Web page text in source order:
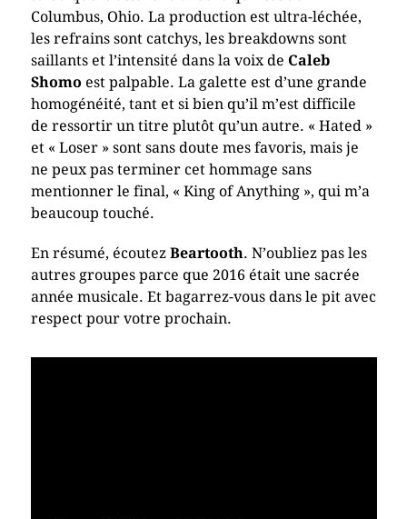
Columbus, Ohio. La production est ultra-léchée,
les refrains sont catchys, les breakdowns sont
saillants et l’intensité dans la voix de Caleb
Shomo est palpable. La galette est d’une grande
homogénéité, tant et si bien qu’il m’est difficile
de ressortir un titre plutôt qu’un autre. « Hated »
et « Loser » sont sans doute mes favoris, mais je
ne peux pas terminer cet hommage sans
mentionner le final, « King of Anything », qui m’a
beaucoup touché.
En résumé, écoutez Beartooth. N’oubliez pas les
autres groupes parce que 2016 était une sacrée
année musicale. Et bagarrez-vous dans le pit avec
respect pour votre prochain.